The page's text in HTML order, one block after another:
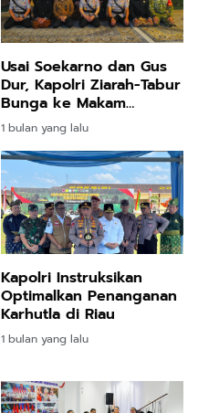
Usai Soekarno dan Gus
Dur, Kapolri Ziarah-Tabur
Bunga ke Makam
Soeharto
1 bulan yang lalu
Kapolri Instruksikan
Optimalkan Penanganan
Karhutla di Riau
1 bulan yang lalu